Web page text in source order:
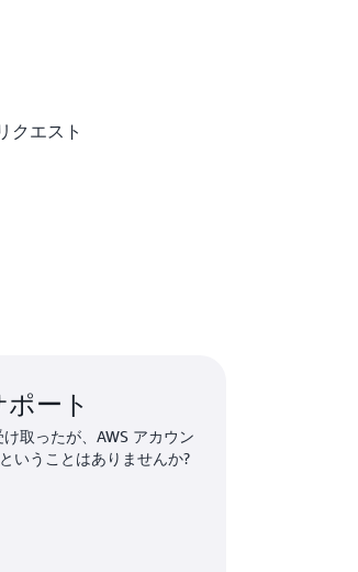
クエスト
ート
取ったが、AWS アカウン
いうことはありませんか?